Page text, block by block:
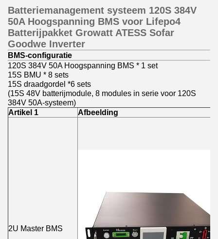
Batteriemanagement systeem 120S 384V
50A Hoogspanning BMS voor Lifepo4
Batterijpakket Growatt ATESS Sofar
Goodwe Inverter
BMS-configuratie
120S 384V 50A Hoogspanning BMS * 1 set
15S BMU * 8 sets
15S draadgordel *6 sets
(15S 48V batterijmodule, 8 modules in serie voor 120S
384V 50A-systeem)
Artikel 1
Afbeelding
2U Master BMS